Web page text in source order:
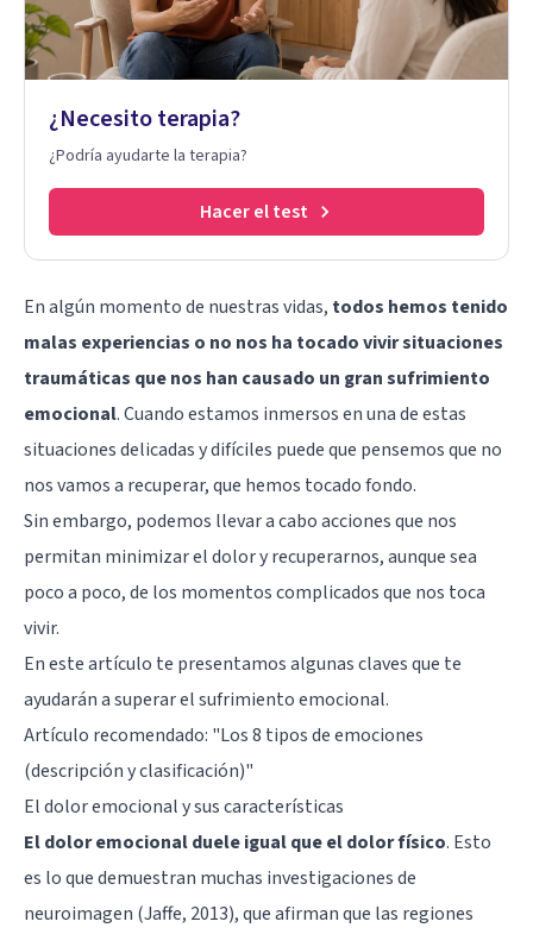
¿Necesito terapia?
¿Podría ayudarte la terapia?
Hacer el test
En algún momento de nuestras vidas, todos hemos tenido
malas experiencias o no nos ha tocado vivir situaciones
traumáticas que nos han causado un gran sufrimiento
emocional. Cuando estamos inmersos en una de estas
situaciones delicadas y difíciles puede que pensemos que no
nos vamos a recuperar, que hemos tocado fondo.
Sin embargo, podemos llevar a cabo acciones que nos
permitan minimizar el dolor y recuperarnos, aunque sea
poco a poco, de los momentos complicados que nos toca
vivir.
En este artículo te presentamos algunas claves que te
ayudarán a superar el sufrimiento emocional.
Artículo recomendado: "Los 8 tipos de emociones
(descripción y clasificación)"
El dolor emocional y sus características
El dolor emocional duele igual que el dolor físico. Esto
es lo que demuestran muchas investigaciones de
neuroimagen (Jaffe, 2013), que afirman que las regiones